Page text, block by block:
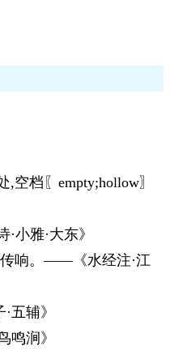
空档〖empty;hollow〗
小雅·大东》
响。——《水经注·江
辅》
涧》